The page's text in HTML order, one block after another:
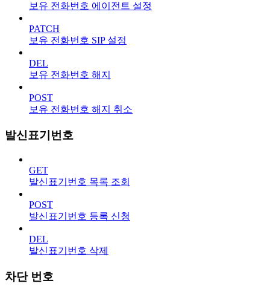
보유 전화번호 에이전트 설정
PATCH
보유 전화번호 SIP 설정
DEL
보유 전화번호 해지
POST
보유 전화번호 해지 취소
발신표기번호
GET
발신표기번호 목록 조회
POST
발신표기번호 등록 신청
DEL
발신표기번호 삭제
차단 번호